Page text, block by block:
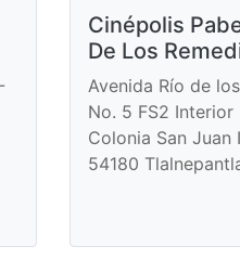
Cinépolis
De Los
Avenida Río de
No. 5 FS2 Interior
Colonia San Juan
54180